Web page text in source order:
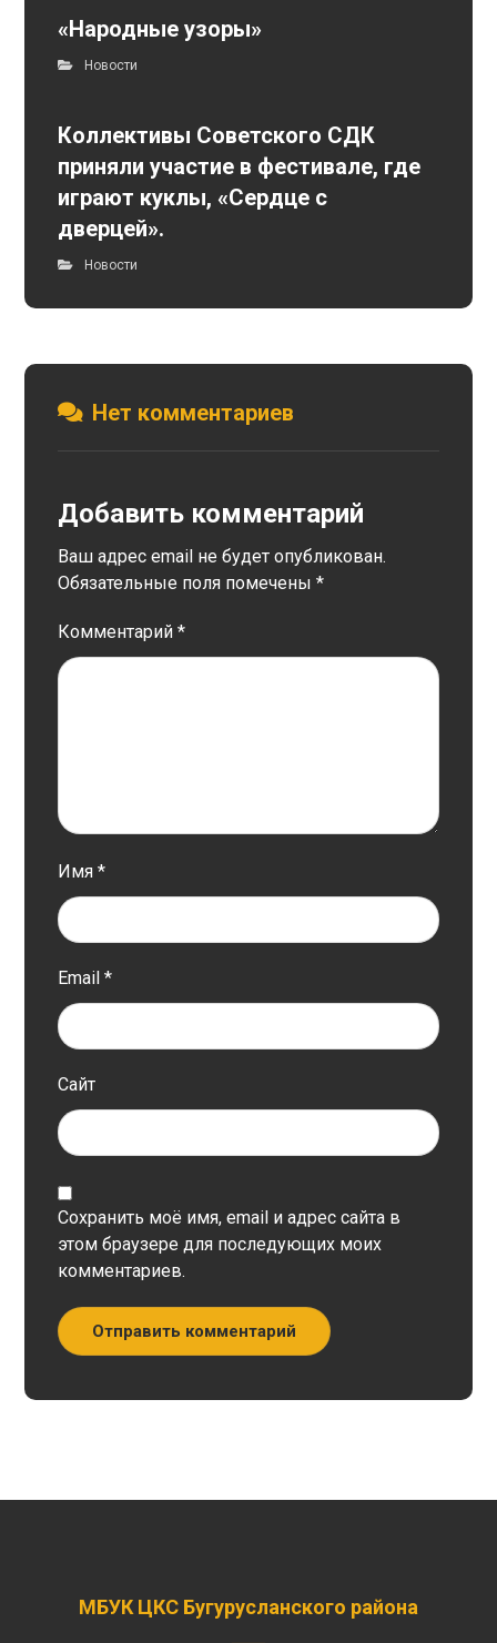
«Народные узоры»
Новости
Коллективы Советского СДК
приняли участие в фестивале, где
играют куклы, «Сердце с
дверцей».
Новости
Нет комментариев
Добавить комментарий
Ваш адрес email не будет опубликован.
Обязательные поля помечены*
Комментарий*
Имя*
Email*
Сайт
Сохранить моё имя, email и адрес сайта в
этом браузере для последующих моих
комментариев.
Отправить комментарий
МБУК ЦКС Бугурусланского района